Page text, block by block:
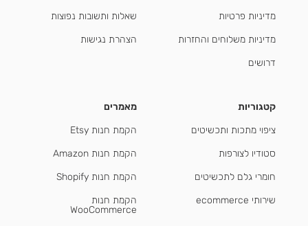
מדיניות פרטיות
מדיניות משלוחים והחזרות
דרושים
שאלות ותשובות נפוצות
הצהרת נגישות
קטגוריות
ציפוי מתכות ותכשיטים
סטודיו לצורפות
חומרי גלם לתכשיטים
שירותי ecommerce
מאמרים
הקמת חנות Etsy
הקמת חנות Amazon
הקמת חנות Shopify
הקמת חנות
WooCommerce